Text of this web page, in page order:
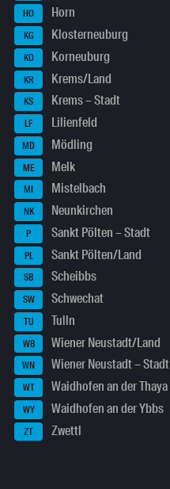
HO Horn
KG Klosterneuburg
KO Korneuburg
KR Krems/Land
KS Krems – Stadt
LF Lilienfeld
MD Mödling
ME Melk
MI Mistelbach
NK Neunkirchen
P Sankt Pölten – Stadt
PL Sankt Pölten/Land
SB Scheibbs
SW Schwechat
TU Tulln
WB Wiener Neustadt/Land
WN Wiener Neustadt – Stadt
WT Waidhofen an der Thaya
WY Waidhofen an der Ybbs
ZT Zwettl